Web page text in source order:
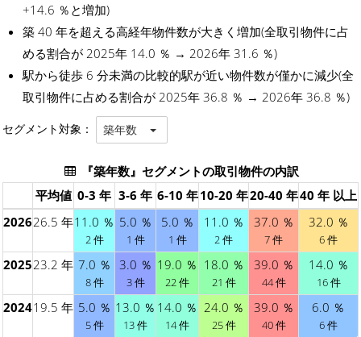
+14.6 ％と増加)
築 40 年を超える高経年物件数が大きく増加(全取引物件に占
める割合が 2025年 14.0 ％ → 2026年 31.6 ％)
駅から徒歩 6 分未満の比較的駅が近い物件数が僅かに減少(全
取引物件に占める割合が 2025年 36.8 ％ → 2026年 36.8 ％)
セグメント対象： 築年数
『築年数』セグメントの取引物件の内訳
平均値 0-3 年 3-6 年 6-10 年10-20 年20-40 年40 年 以上
202626.5 年11.0 ％
2 件
5.0 ％
1 件
5.0 ％
1 件
11.0 ％
2 件
37.0 ％
7 件
32.0 ％
6 件
202523.2 年 7.0 ％
8 件
3.0 ％
3 件
19.0 ％
22 件
18.0 ％
21 件
39.0 ％
44 件
14.0 ％
16 件
202419.5 年 5.0 ％
5 件
13.0 ％
13 件
14.0 ％
14 件
24.0 ％
25 件
39.0 ％
40 件
6.0 ％
6 件